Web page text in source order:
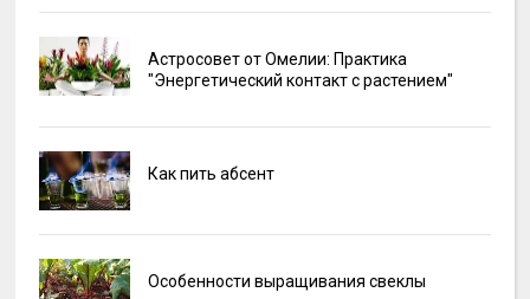
Астросовет от Омелии: Практика
"Энергетический контакт с растением"
Как пить абсент
Особенности выращивания свеклы